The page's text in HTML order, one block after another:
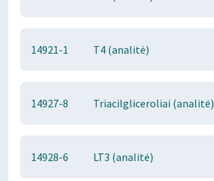
14921-1 T4 (analitė)
14927-8 Triacilgliceroliai (analitė)
14928-6 LT3 (analitė)